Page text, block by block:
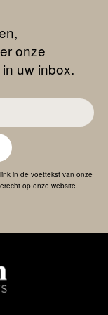
onze
uw inbox.
in de voettekst van onze
op onze website.